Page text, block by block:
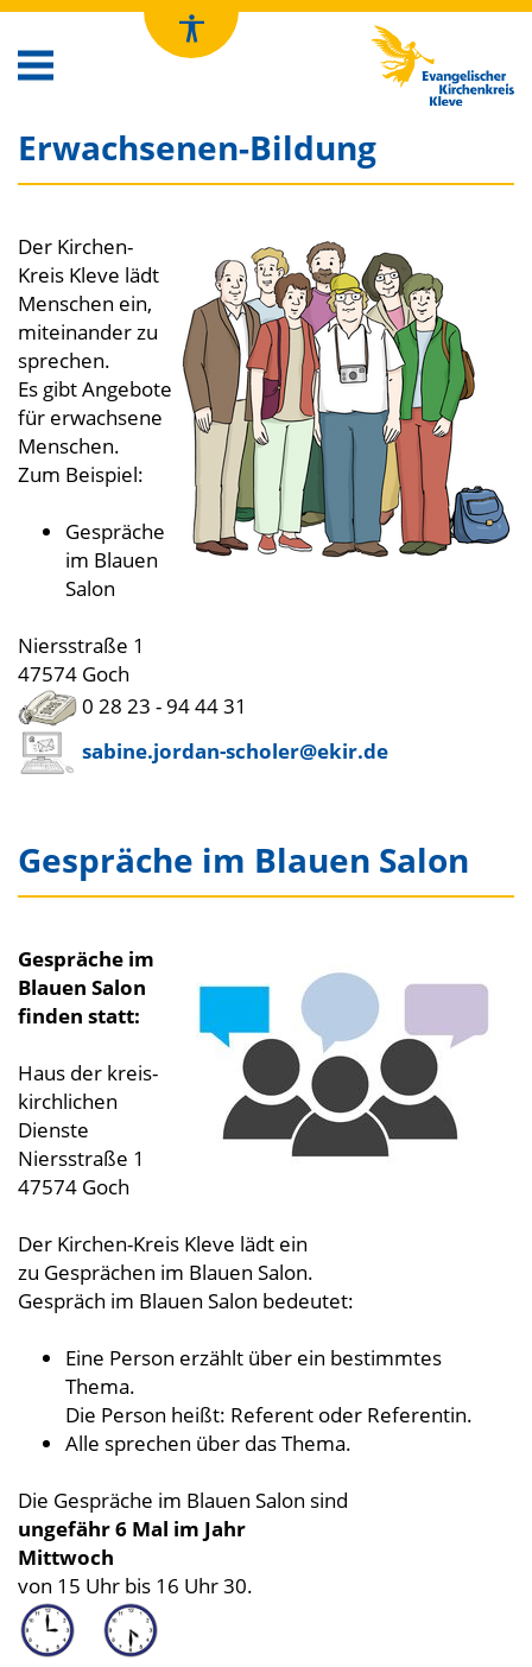
Kirchenkreis Kleve
Erwachsenen-Bildung
Der Kirchen-
Kreis Kleve lädt
Menschen ein,
miteinander zu
sprechen.
Es gibt Angebote
für erwachsene
Menschen.
Zum Beispiel:
Gespräche
im Blauen
Salon
Niersstraße 1
47574 Goch
0 28 23 - 94 44 31
sabine.jordan-scholer@ekir.de
Gespräche im Blauen Salon
Gespräche im
Blauen Salon
finden statt:
Haus der kreis-
kirchlichen
Dienste
Niersstraße 1
47574 Goch
Der Kirchen-Kreis Kleve lädt ein
zu Gesprächen im Blauen Salon.
Gespräch im Blauen Salon bedeutet:
Eine Person erzählt über ein bestimmtes
Thema.
Die Person heißt: Referent oder Referentin.
Alle sprechen über das Thema.
Die Gespräche im Blauen Salon sind
ungefähr 6 Mal im Jahr
Mittwoch
von 15 Uhr bis 16 Uhr 30.